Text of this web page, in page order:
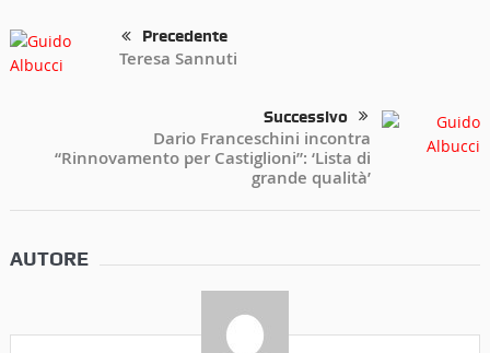
Precedente
Teresa Sannuti
Successivo
Dario Franceschini incontra
“Rinnovamento per Castiglioni”: ‘Lista di
grande qualità’
AUTORE